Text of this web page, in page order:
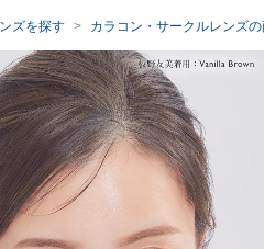
ズを探す カラコン・サークルレンズ